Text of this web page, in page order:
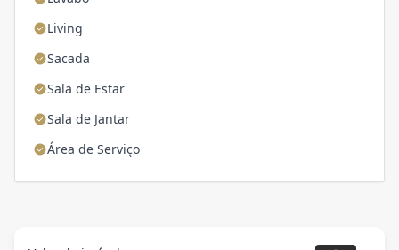
Living
Sacada
Sala de Estar
Sala de Jantar
Área de Serviço